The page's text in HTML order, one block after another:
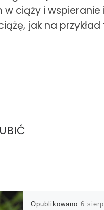
ciąży i
jak na
Opublikowano 6